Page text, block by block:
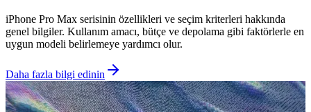
iPhone Pro Max serisinin özellikleri ve seçim kriterleri hakkında
genel bilgiler. Kullanım amacı, bütçe ve depolama gibi faktörlerle en
uygun modeli belirlemeye yardımcı olur.
Daha fazla bilgi edinin